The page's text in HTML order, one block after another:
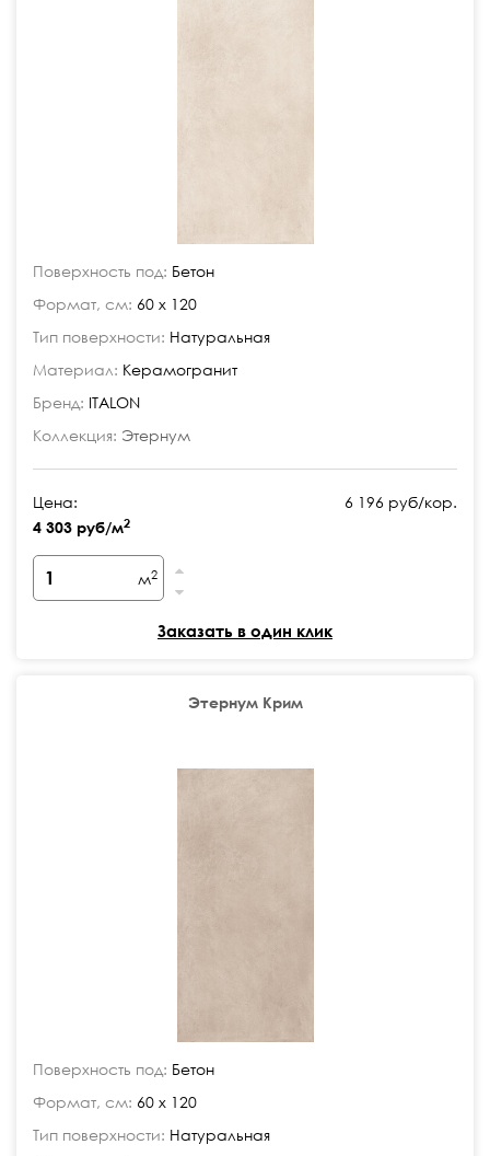
Поверхность под: Бетон
Формат, см: 60 x 120
Тип поверхности: Натуральная
Материал: Керамогранит
Бренд: ITALON
Коллекция: Этернум
Цена:
4 303 руб/м2
6 196 руб/кор.
м2
Заказать в один клик
Этернум Крим
Поверхность под: Бетон
Формат, см: 60 x 120
Тип поверхности: Натуральная